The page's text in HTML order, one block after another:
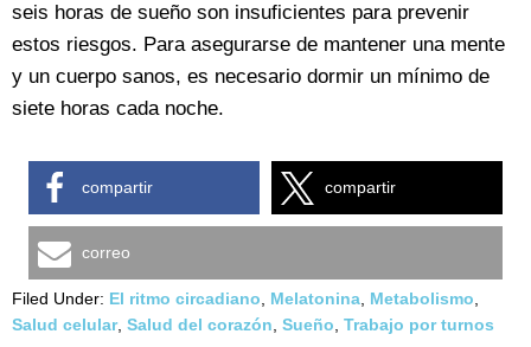
seis horas de sueño son insuficientes para prevenir
estos riesgos. Para asegurarse de mantener una mente
y un cuerpo sanos, es necesario dormir un mínimo de
siete horas cada noche.
compartir compartir
correo
Filed Under: El ritmo circadiano Melatonina Metabolismo
Salud celular, Salud del corazón Sueño Trabajo por turnos